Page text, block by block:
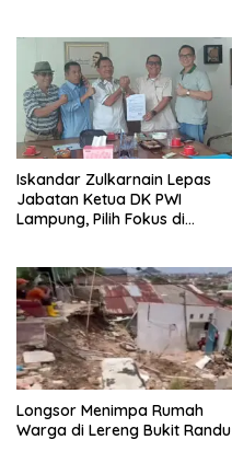
Iskandar Zulkarnain Lepas
Jabatan Ketua DK PWI
Lampung, Pilih Fokus di
Longsor Menimpa Rumah
Warga di Lereng Bukit Randu